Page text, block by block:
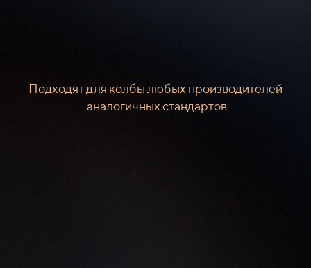
Подходят для колбы любых производителей
аналогичных стандартов